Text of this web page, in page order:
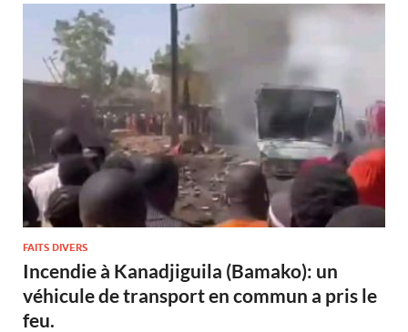
FAITS DIVERS
Incendie à Kanadjiguila (Bamako): un
véhicule de transport en commun a pris le
feu.